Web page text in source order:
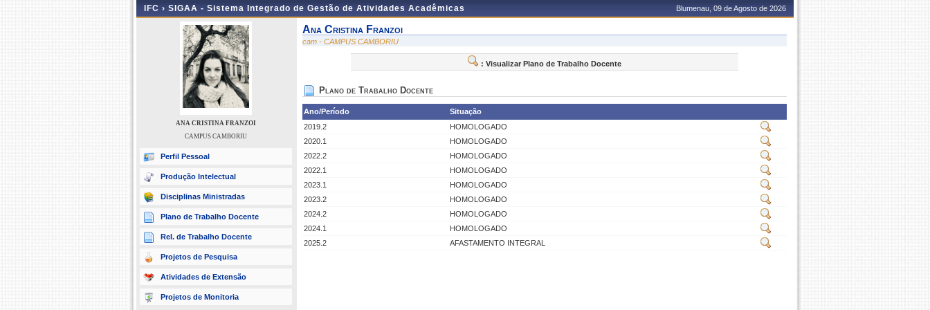
IFC › SIGAA - Sistema Integrado de Gestão de Atividades Acadêmicas Blumenau, 09 de Agosto de 2026
ANA CRISTINA FRANZOI
CAMPUS CAMBORIU
Perfil Pessoal
Produção Intelectual
Disciplinas Ministradas
Plano de Trabalho Docente
Rel. de Trabalho Docente
Projetos de Pesquisa
Atividades de Extensão
Projetos de Monitoria
Ana Cristina Franzoi
cam - CAMPUS CAMBORIU
: Visualizar Plano de Trabalho Docente
Plano de Trabalho Docente
Ano/Período
Situação
2019.2
HOMOLOGADO
2020.1
HOMOLOGADO
2022.2
HOMOLOGADO
2022.1
HOMOLOGADO
2023.1
HOMOLOGADO
2023.2
HOMOLOGADO
2024.2
HOMOLOGADO
2024.1
HOMOLOGADO
2025.2
AFASTAMENTO INTEGRAL